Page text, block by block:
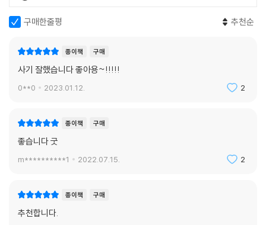
구매한줄평 추천순
종이책 구매
사기 잘했습니다 좋아용~!!!!!
0**0 2023.01.12. 2
종이책 구매
좋습니다 굿
m**********1 2022.07.15. 2
종이책 구매
추천합니다.